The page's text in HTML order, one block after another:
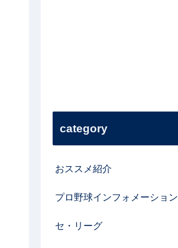
category
おススメ紹介
プロ野球インフォメーション
セ・リーグ